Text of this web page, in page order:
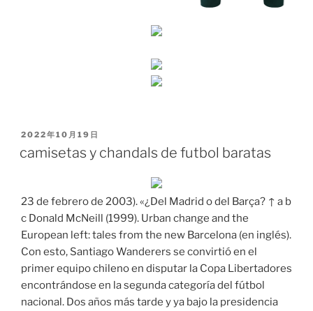
PUBLICADO
2022年10月19日
camisetas y chandals de futbol baratas
23 de febrero de 2003). «¿Del Madrid o del Barça? ↑ a b
c Donald McNeill (1999). Urban change and the
European left: tales from the new Barcelona (en inglés).
Con esto, Santiago Wanderers se convirtió en el
primer equipo chileno en disputar la Copa Libertadores
encontrándose en la segunda categoría del fútbol
nacional. Dos años más tarde y ya bajo la presidencia